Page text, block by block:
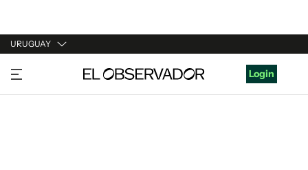
URUGUAY
URUGUAY
ARGENTINA
Login